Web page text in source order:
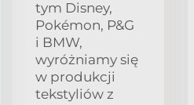
tym Disney,
Pokémon, P&G
i BMW,
wyróżniamy się
w produkcji
tekstyliów z